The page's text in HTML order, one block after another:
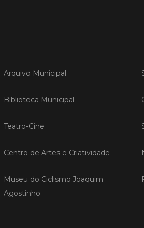
Publicado em 20/04/
edição da
Vedras regressou
iniciativas focadas
Arquivo Municipal
Biblioteca Municipal
Teatro-Cine
Centro de Artes e Criatividade
Museu do Ciclismo Joaquim
Agostinho